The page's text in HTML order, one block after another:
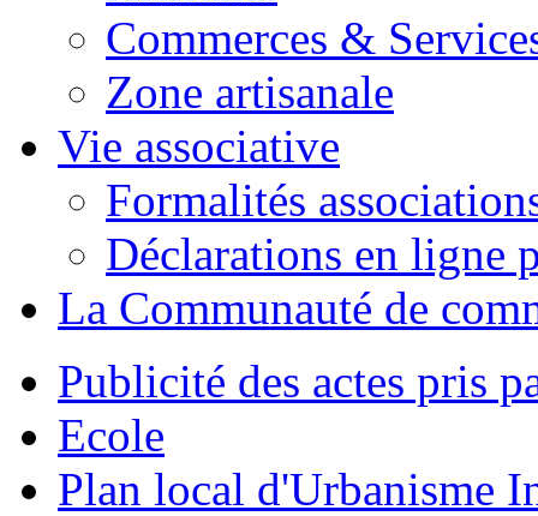
Commerces &
Zone artisanale
Vie associative
Formalités
Déclarations en ligne
La Communauté de
Publicité des actes pris
Ecole
Plan local d'Urbanisme